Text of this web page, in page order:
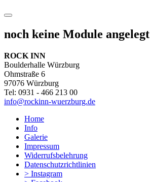
noch keine Module angelegt
ROCK INN
Boulderhalle Würzburg
Ohmstraße 6
97076 Würzburg
Tel: 0931 - 466 213 00
info@rockinn-wuerzburg.de
Home
Info
Galerie
Impressum
Widerrufsbelehrung
Datenschutzrichtlinien
> Instagram